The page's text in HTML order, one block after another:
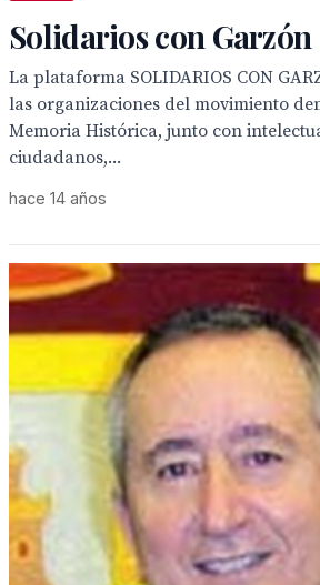
Solidarios con Garzón
La plataforma SOLIDARIOS CON
las organizaciones del movimiento
Memoria Histórica, junto con
ciudadanos,...
hace 14 años